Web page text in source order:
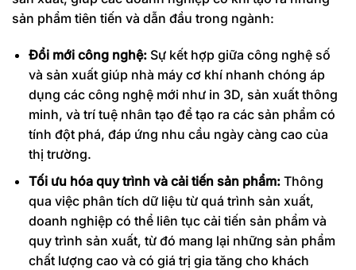
sản phẩm tiên tiến và dẫn đầu trong ngành:
Đổi mới công nghệ:Sự kết hợp giữa công nghệ số
và sản xuất giúp nhà máy cơ khí nhanh chóng áp
dụng các công nghệ mới như in 3D, sản xuất thông
minh, và trí tuệ nhân tạo để tạo ra các sản phẩm có
tính đột phá, đáp ứng nhu cầu ngày càng cao của
thị trường.
Tối ưu hóa quy trình và cải tiến sản phẩm:Thông
qua việc phân tích dữ liệu từ quá trình sản xuất,
doanh nghiệp có thể liên tục cải tiến sản phẩm và
quy trình sản xuất, từ đó mang lại những sản phẩm
chất lượng cao và có giá trị gia tăng cho khách